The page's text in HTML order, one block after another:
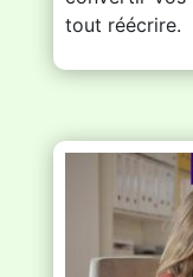
tout réécrire.